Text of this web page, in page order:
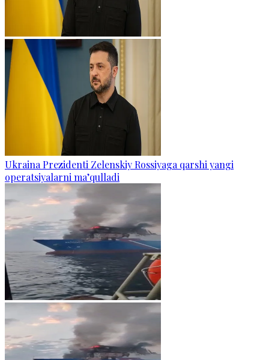
Ukraina Prezidenti Zelenskiy Rossiyaga qarshi yangi
operatsiyalarni ma’qulladi